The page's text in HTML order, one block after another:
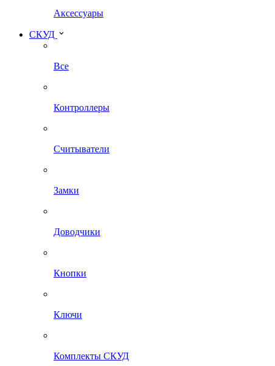
Аксессуары
СКУД
Все
Контроллеры
Считыватели
Замки
Доводчики
Кнопки
Ключи
Комплекты СКУД